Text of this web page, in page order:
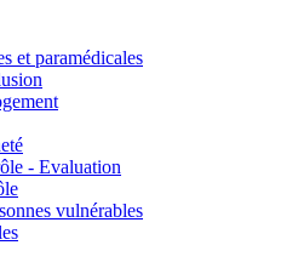
et paramédicales
- Evaluation
vulnérables